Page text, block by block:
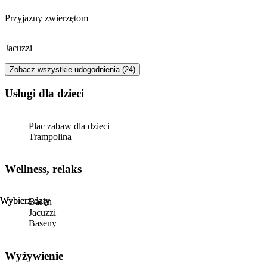
Wybierz daty
Wybierz daty
Przyjazny zwierzętom
Jacuzzi
Zobacz wszystkie udogodnienia (24)
usługi dla dzieci
Plac zabaw dla dzieci
Trampolina
Wellness, relaks
Basen
Jacuzzi
Baseny
Wyżywienie